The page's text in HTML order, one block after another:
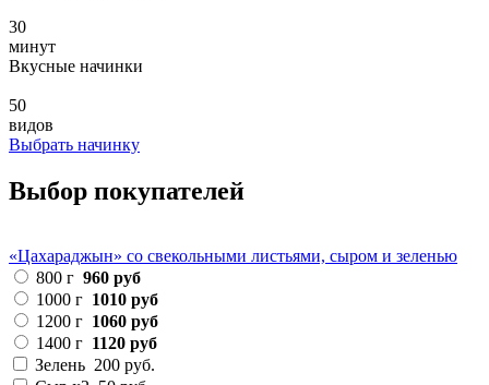
30
минут
Вкусные начинки
50
видов
Выбрать начинку
Выбор покупателей
«Цахараджын» со свекольными листьями, сыром и зеленью
800 г 960 руб
1000 г 1010 руб
1200 г 1060 руб
1400 г 1120 руб
Зелень 200 руб.